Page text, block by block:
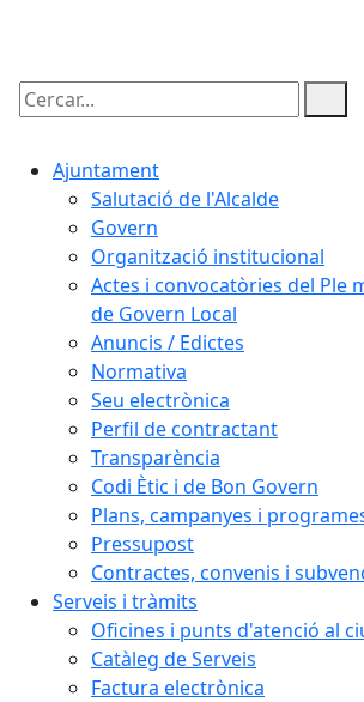
Cercar:
Ajuntament
Salutació de l'Alcalde
Govern
Organització institucional
Actes i convocatòries del Ple
de Govern Local
Anuncis / Edictes
Normativa
Seu electrònica
Perfil de contractant
Transparència
Codi Ètic i de Bon Govern
Plans, campanyes i
Pressupost
Contractes, convenis i
Serveis i tràmits
Oficines i punts d'atenció al
Catàleg de Serveis
Factura electrònica